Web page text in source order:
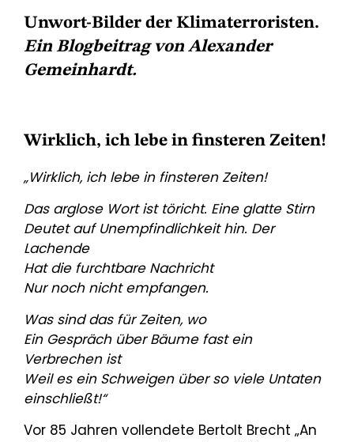
Unwort-Bilder der Klimaterroristen.
Ein Blogbeitrag von Alexander
Gemeinhardt.
Wirklich, ich lebe in finsteren Zeiten!
„Wirklich, ich lebe in finsteren Zeiten!
Das arglose Wort ist töricht. Eine glatte Stirn
Deutet auf Unempfindlichkeit hin. Der
Lachende
Hat die furchtbare Nachricht
Nur noch nicht empfangen.
Was sind das für Zeiten, wo
Ein Gespräch über Bäume fast ein
Verbrechen ist
Weil es ein Schweigen über so viele Untaten
einschließt!“
Vor 85 Jahren vollendete Bertolt Brecht „An